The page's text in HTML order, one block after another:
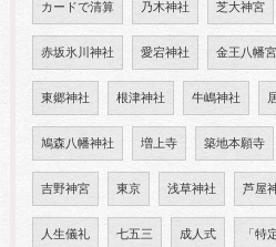
カードで清算 乃木神社 芝大神宮
赤坂氷川神社 愛宕神社 金王八幡宮
東郷神社 根津神社 牛嶋神社
鳩森八幡神社 増上寺 築地本願寺
吉野神宮 東京 浅草神社 芦屋
人生儀礼 七五三 成人式 「特